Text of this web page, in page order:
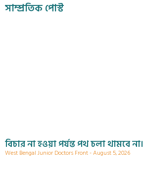
সাম্প্রতিক পোস্ট
বিচার না হওয়া পর্যন্ত পথ চলা থামবে না।
West Bengal Junior Doctors Front August 5, 2026